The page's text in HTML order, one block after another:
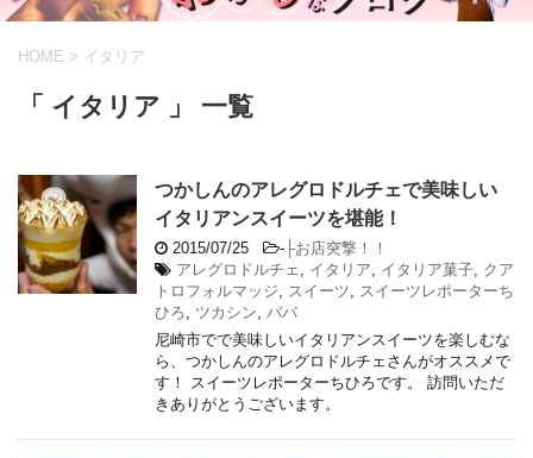
HOME > イタリア
「 イタリア 」 一覧
つかしんのアレグロドルチェで美味しい
イタリアンスイーツを堪能！
2015/07/25 - ├お店突撃！！
アレグロドルチェ
イタリア イタリア菓子 クア
トロフォルマッジ
スイーツ
スイーツレポーターち
ひろ
ツカシン
ババ
尼崎市でで美味しいイタリアンスイーツを楽しむな
ら、つかしんのアレグロドルチェさんがオススメで
す！ スイーツレポーターちひろです。 訪問いただ
きありがとうございます。